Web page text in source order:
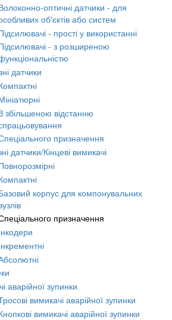
оптичні датчики - для
об'єктів або систем
- прості у використанні
- з розширеною
датчики
збільшеною відстанню
призначення
датчики/Кінцеві вимикачі
корпус для компонувальних
призначення
аварійної зупинки
вимикачі аварійної зупинки
вимикачі аварійної зупинки